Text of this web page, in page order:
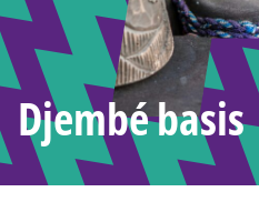
Djembé basis